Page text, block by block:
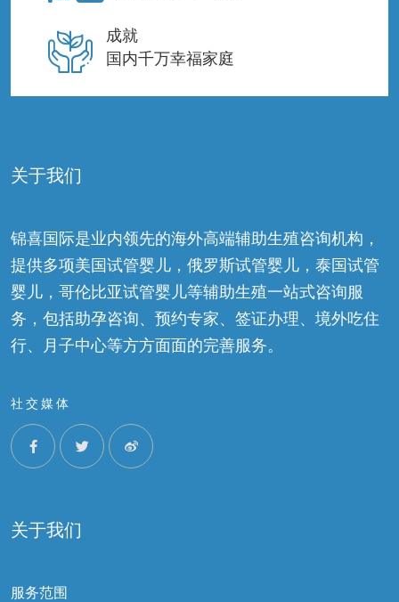
成就
国内千万幸福家庭
关于我们
锦喜国际是业内领先的海外高端辅助生殖咨询机构，
提供多项美国试管婴儿，俄罗斯试管婴儿，泰国试管
婴儿，哥伦比亚试管婴儿等辅助生殖一站式咨询服
务，包括助孕咨询、预约专家、签证办理、境外吃住
行、月子中心等方方面面的完善服务。
社交媒体
关于我们
服务范围